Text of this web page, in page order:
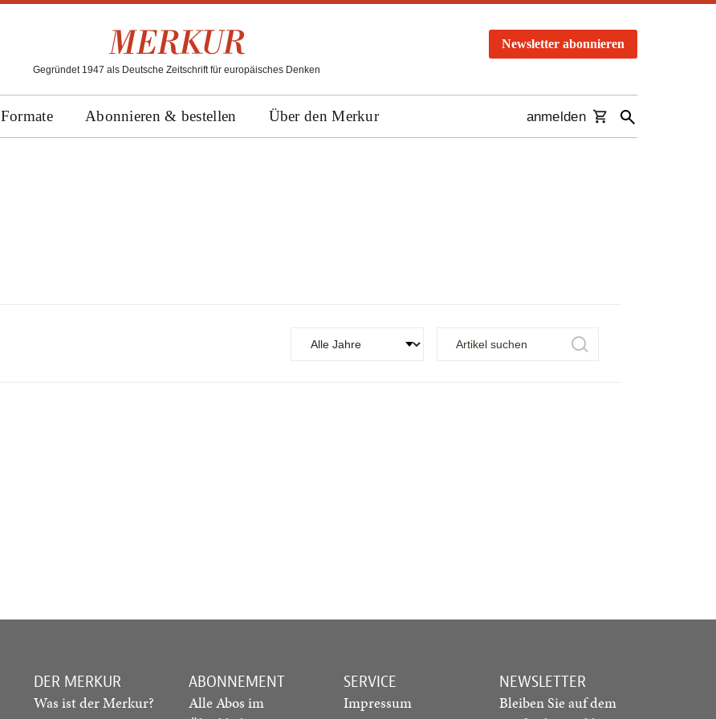
Gegründet 1947 als Deutsche Zeitschrift für europäisches Denken
Newsletter abonnieren
Formate Abonnieren & bestellen Über den Merkur anmelden
DER MERKUR
Was ist der Merkur?
ABONNEMENT
Alle Abos im
SERVICE
Impressum
NEWSLETTER
Bleiben Sie auf dem